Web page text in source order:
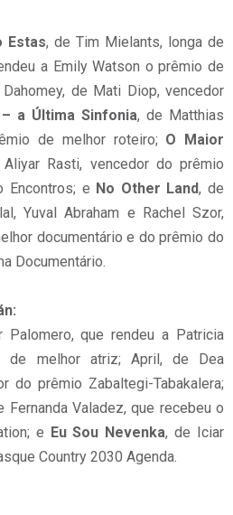
Estas, de Tim Mielants, longa de
a Emily Watson o prêmio de
de Mati Diop, vencedor
a Última Sinfonia, de Matthias
de melhor roteiro; O Maior
Rasti, vencedor do prêmio
Encontros; e No Other Land, de
Yuval Abraham e Rachel Szor,
documentário e do prêmio do
Documentário.
Palomero, que rendeu a Patricia
de melhor atriz; April, de Dea
do prêmio Zabaltegi-Tabakalera;
Fernanda Valadez, que recebeu o
e Eu Sou Nevenka, de Iciar
Country 2030 Agenda.